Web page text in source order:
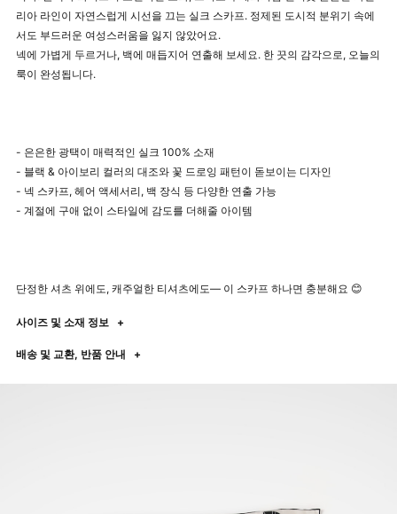
리아 라인이 자연스럽게 시선을 끄는 실크 스카프. 정제된 도시적 분위기 속에
서도 부드러운 여성스러움을 잃지 않았어요.
넥에 가볍게 두르거나, 백에 매듭지어 연출해 보세요. 한 끗의 감각으로, 오늘의
룩이 완성됩니다.
- 은은한 광택이 매력적인 실크 100% 소재
- 블랙 & 아이보리 컬러의 대조와 꽃 드로잉 패턴이 돋보이는 디자인
- 넥 스카프, 헤어 액세서리, 백 장식 등 다양한 연출 가능
- 계절에 구애 없이 스타일에 감도를 더해줄 아이템
단정한 셔츠 위에도, 캐주얼한 티셔츠에도— 이 스카프 하나면 충분해요 😊
사이즈 및 소재 정보 +
배송 및 교환, 반품 안내 +